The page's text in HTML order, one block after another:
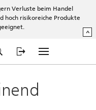
Verluste beim Handel
hoch risikoreiche Produkte
^